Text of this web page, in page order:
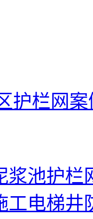
护栏网
浆池护栏
工电梯井